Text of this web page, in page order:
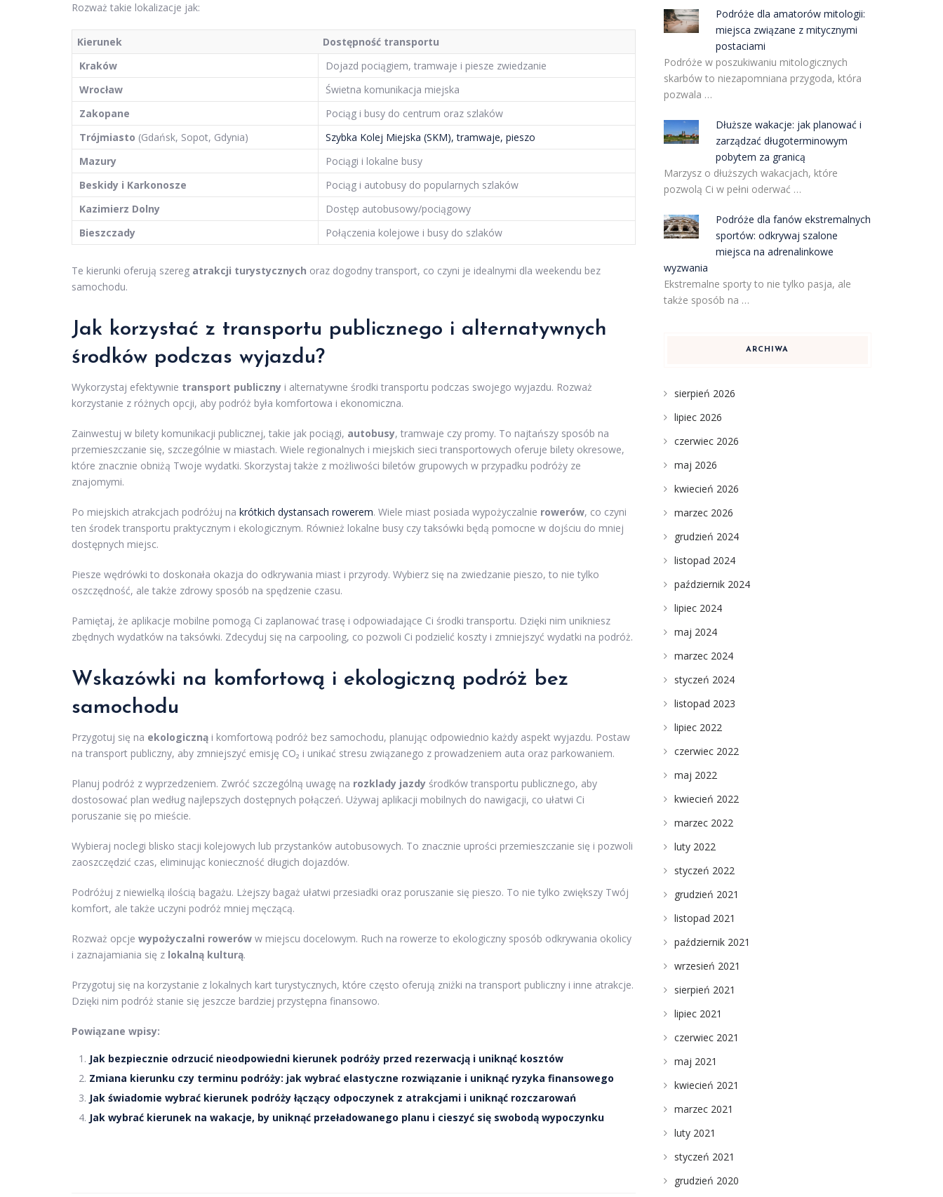
Rozważ takie lokalizacje jak:
Kierunek
Dostępność transportu
Kraków
Dojazd pociągiem, tramwaje i piesze zwiedzanie
Wrocław
Świetna komunikacja miejska
Zakopane
Pociąg i busy do centrum oraz szlaków
Trójmiasto (Gdańsk, Sopot, Gdynia)
Szybka Kolej Miejska (SKM), tramwaje, pieszo
Mazury
Pociągi i lokalne busy
Beskidy i Karkonosze
Pociąg i autobusy do popularnych szlaków
Kazimierz Dolny
Dostęp autobusowy/pociągowy
Bieszczady
Połączenia kolejowe i busy do szlaków
Te kierunki oferują szereg atrakcji turystycznych oraz dogodny transport, co czyni je idealnymi dla weekendu bez
samochodu.
Jak korzystać z transportu publicznego i alternatywnych
środków podczas wyjazdu?
Wykorzystaj efektywnie transport publiczny i alternatywne środki transportu podczas swojego wyjazdu. Rozważ
korzystanie z różnych opcji, aby podróż była komfortowa i ekonomiczna.
Zainwestuj w bilety komunikacji publicznej, takie jak pociągi, autobusy, tramwaje czy promy. To najtańszy sposób na
przemieszczanie się, szczególnie w miastach. Wiele regionalnych i miejskich sieci transportowych oferuje bilety okresowe,
które znacznie obniżą Twoje wydatki. Skorzystaj także z możliwości biletów grupowych w przypadku podróży ze
znajomymi.
Po miejskich atrakcjach podróżuj na krótkich dystansach rowerem. Wiele miast posiada wypożyczalnie rowerów, co czyni
ten środek transportu praktycznym i ekologicznym. Również lokalne busy czy taksówki będą pomocne w dojściu do mniej
dostępnych miejsc.
Piesze wędrówki to doskonała okazja do odkrywania miast i przyrody. Wybierz się na zwiedzanie pieszo, to nie tylko
oszczędność, ale także zdrowy sposób na spędzenie czasu.
Pamiętaj, że aplikacje mobilne pomogą Ci zaplanować trasę i odpowiadające Ci środki transportu. Dzięki nim unikniesz
zbędnych wydatków na taksówki. Zdecyduj się na carpooling, co pozwoli Ci podzielić koszty i zmniejszyć wydatki na podróż.
Wskazówki na komfortową i ekologiczną podróż bez
samochodu
Przygotuj się na ekologiczną i komfortową podróż bez samochodu, planując odpowiednio każdy aspekt wyjazdu. Postaw
na transport publiczny, aby zmniejszyć emisję CO₂ i unikać stresu związanego z prowadzeniem auta oraz parkowaniem.
Planuj podróż z wyprzedzeniem. Zwróć szczególną uwagę na rozklady jazdy środków transportu publicznego, aby
dostosować plan według najlepszych dostępnych połączeń. Używaj aplikacji mobilnych do nawigacji, co ułatwi Ci
poruszanie się po mieście.
Wybieraj noclegi blisko stacji kolejowych lub przystanków autobusowych. To znacznie uprości przemieszczanie się i pozwoli
zaoszczędzić czas, eliminując konieczność długich dojazdów.
Podróżuj z niewielką ilością bagażu. Lżejszy bagaż ułatwi przesiadki oraz poruszanie się pieszo. To nie tylko zwiększy Twój
komfort, ale także uczyni podróż mniej męczącą.
Rozważ opcje wypożyczalni rowerów w miejscu docelowym. Ruch na rowerze to ekologiczny sposób odkrywania okolicy
i zaznajamiania się z lokalną kulturą.
Przygotuj się na korzystanie z lokalnych kart turystycznych, które często oferują zniżki na transport publiczny i inne atrakcje.
Dzięki nim podróż stanie się jeszcze bardziej przystępna finansowo.
Powiązane wpisy:
Jak bezpiecznie odrzucić nieodpowiedni kierunek podróży przed rezerwacją i uniknąć kosztów
Zmiana kierunku czy terminu podróży: jak wybrać elastyczne rozwiązanie i uniknąć ryzyka finansowego
Jak świadomie wybrać kierunek podróży łączący odpoczynek z atrakcjami i uniknąć rozczarowań
Jak wybrać kierunek na wakacje, by uniknąć przeładowanego planu i cieszyć się swobodą wypoczynku
Podróże dla amatorów mitologii:
miejsca związane z mitycznymi
postaciami
Podróże w poszukiwaniu mitologicznych
skarbów to niezapomniana przygoda, która
pozwala …
Dłuższe wakacje: jak planować i
zarządzać długoterminowym
pobytem za granicą
Marzysz o dłuższych wakacjach, które
pozwolą Ci w pełni oderwać …
Podróże dla fanów ekstremalnych
sportów: odkrywaj szalone
miejsca na adrenalinkowe
wyzwania
Ekstremalne sporty to nie tylko pasja, ale
także sposób na …
ARCHIWA
sierpień 2026
lipiec 2026
czerwiec 2026
maj 2026
kwiecień 2026
marzec 2026
grudzień 2024
listopad 2024
październik 2024
lipiec 2024
maj 2024
marzec 2024
styczeń 2024
listopad 2023
lipiec 2022
czerwiec 2022
maj 2022
kwiecień 2022
marzec 2022
luty 2022
styczeń 2022
grudzień 2021
listopad 2021
październik 2021
wrzesień 2021
sierpień 2021
lipiec 2021
czerwiec 2021
maj 2021
kwiecień 2021
marzec 2021
luty 2021
styczeń 2021
grudzień 2020